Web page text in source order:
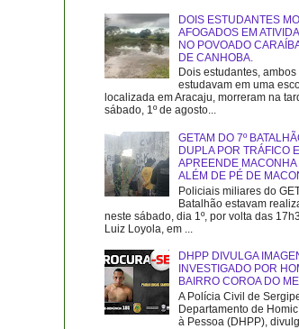
DOIS ESTUDANTES
AFOGADOS EM
NO POVOADO
DE CANHOBA.
Dois estudantes,
estudavam em uma
localizada em Aracaju, morreram na
sábado, 1º de agosto...
GETAM DO 7º
DUPLA POR TRÁFICO
APREENDE
ALÉM DE PÉ DE
Policiais miliares do
Batalhão estavam
neste sábado, dia 1º, por volta das
Luiz Loyola, em ...
DHPP DIVULGA
INVESTIGADO POR
BAIRRO COROA DO
A Polícia Civil de
Departamento de
à Pessoa (DHPP),